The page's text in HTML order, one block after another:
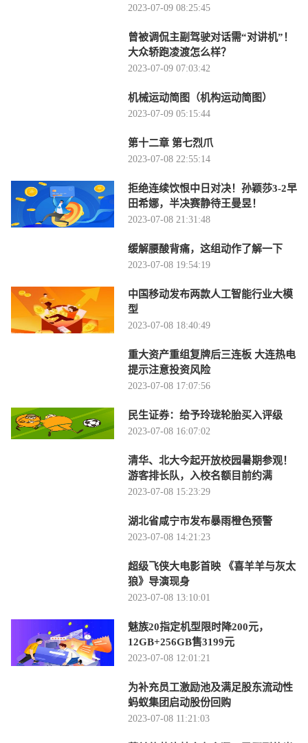
2023-07-09 08:25:45
曾被调侃主副驾驶对话需“对讲机”！
大众轿跑凌渡怎么样？
2023-07-09 07:03:42
机械运动简图（机构运动简图）
2023-07-09 05:15:44
第十二章 第七烈爪
2023-07-08 22:55:14
拒绝连续饮恨中日对决！孙颖莎3-2早
田希娜，半决赛静待王曼昱！
2023-07-08 21:31:48
缓解腰酸背痛，这组动作了解一下
2023-07-08 19:54:19
中国移动发布两款人工智能行业大模
型
2023-07-08 18:40:49
重大资产重组复牌后三连板 大连热电
提示注意投资风险
2023-07-08 17:07:56
民生证券：给予玲珑轮胎买入评级
2023-07-08 16:07:02
清华、北大今起开放校园暑期参观！
游客排长队，入校名额目前约满
2023-07-08 15:23:29
湖北省咸宁市发布暴雨橙色预警
2023-07-08 14:21:23
超级飞侠大电影首映 《喜羊羊与灰太
狼》导演现身
2023-07-08 13:10:01
魅族20指定机型限时降200元，
12GB+256GB售3199元
2023-07-08 12:01:21
为补充员工激励池及满足股东流动性
蚂蚁集团启动股份回购
2023-07-08 11:21:03